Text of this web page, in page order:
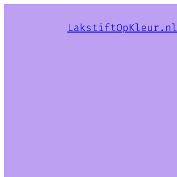
LakstiftOpKleur.nl